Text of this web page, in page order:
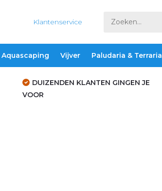
Klantenservice
Aquascaping Vijver Paludaria & Terraria
DUIZENDEN KLANTEN GINGEN JE
VOOR